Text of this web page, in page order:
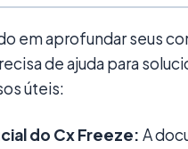
em aprofundar seus
de ajuda para
úteis:
do Cx Freeze: A